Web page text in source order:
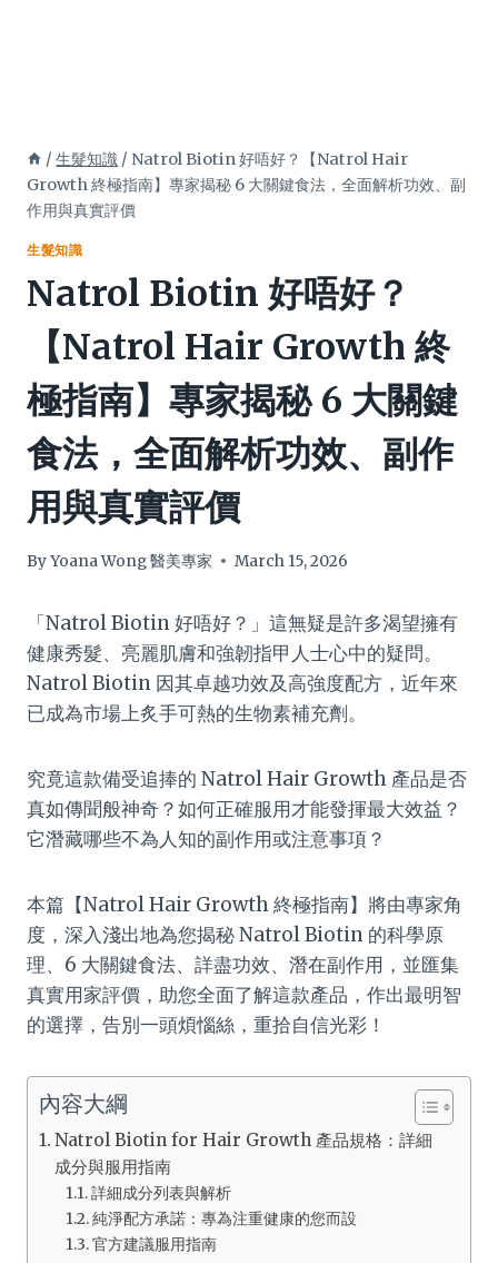
/ 生髮知識 / Natrol Biotin 好唔好？【Natrol Hair
Growth 終極指南】專家揭秘 6 大關鍵食法，全面解析功效、副
作用與真實評價
生髮知識
Natrol Biotin 好唔好？
【Natrol Hair Growth 終
極指南】專家揭秘 6 大關鍵
食法，全面解析功效、副作
用與真實評價
ByYoana Wong 醫美專家 March 15, 2026
「Natrol Biotin 好唔好？」這無疑是許多渴望擁有
健康秀髮、亮麗肌膚和強韌指甲人士心中的疑問。
Natrol Biotin 因其卓越功效及高強度配方，近年來
已成為市場上炙手可熱的生物素補充劑。
究竟這款備受追捧的 Natrol Hair Growth 產品是否
真如傳聞般神奇？如何正確服用才能發揮最大效益？
它潛藏哪些不為人知的副作用或注意事項？
本篇【Natrol Hair Growth 終極指南】將由專家角
度，深入淺出地為您揭秘 Natrol Biotin 的科學原
理、6 大關鍵食法、詳盡功效、潛在副作用，並匯集
真實用家評價，助您全面了解這款產品，作出最明智
的選擇，告別一頭煩惱絲，重拾自信光彩！
內容大綱
Natrol Biotin for Hair Growth 產品規格：詳細
成分與服用指南
詳細成分列表與解析
純淨配方承諾：專為注重健康的您而設
官方建議服用指南